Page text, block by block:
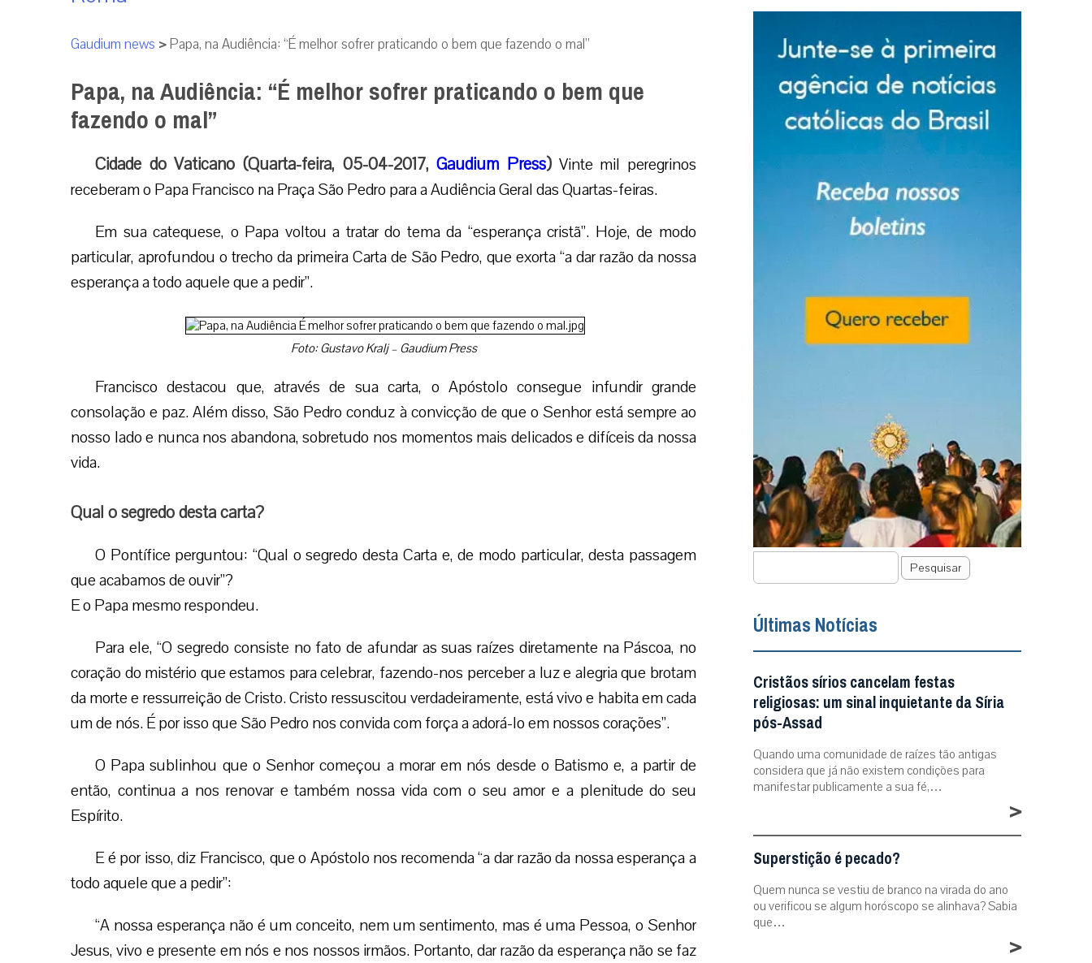
Gaudium news >Papa, na Audiência: “É melhor sofrer praticando o bem que fazendo o mal”
Papa, na Audiência: “É melhor sofrer praticando o bem que
fazendo o mal”
Cidade do Vaticano (Quarta-feira, 05-04-2017,Gaudium Press) Vinte mil peregrinos
receberam o Papa Francisco na Praça São Pedro para a Audiência Geral das Quartas-feiras.
Em sua catequese, o Papa voltou a tratar do tema da “esperança cristã”. Hoje, de modo
particular, aprofundou o trecho da primeira Carta de São Pedro, que exorta “a dar razão da nossa
esperança a todo aquele que a pedir”.
Foto: Gustavo Kralj – Gaudium Press
Francisco destacou que, através de sua carta, o Apóstolo consegue infundir grande
consolação e paz. Além disso, São Pedro conduz à convicção de que o Senhor está sempre ao
nosso lado e nunca nos abandona, sobretudo nos momentos mais delicados e difíceis da nossa
vida.
Qual o segredo desta carta?
O Pontífice perguntou: “Qual o segredo desta Carta e, de modo particular, desta passagem
que acabamos de ouvir”?
E o Papa mesmo respondeu.
Para ele, “O segredo consiste no fato de afundar as suas raízes diretamente na Páscoa, no
coração do mistério que estamos para celebrar, fazendo-nos perceber a luz e alegria que brotam
da morte e ressurreição de Cristo. Cristo ressuscitou verdadeiramente, está vivo e habita em cada
um de nós. É por isso que São Pedro nos convida com força a adorá-lo em nossos corações”.
O Papa sublinhou que o Senhor começou a morar em nós desde o Batismo e, a partir de
então, continua a nos renovar e também nossa vida com o seu amor e a plenitude do seu
Espírito.
E é por isso, diz Francisco, que o Apóstolo nos recomenda “a dar razão da nossa esperança a
todo aquele que a pedir”:
“A nossa esperança não é um conceito, nem um sentimento, mas é uma Pessoa, o Senhor
Jesus, vivo e presente em nós e nos nossos irmãos. Portanto, dar razão da esperança não se faz
Pesquisar
Últimas Notícias
Cristãos sírios cancelam festas
religiosas: um sinal inquietante da Síria
pós-Assad
Quando uma comunidade de raízes tão antigas
considera que já não existem condições para
manifestar publicamente a sua fé,…
>
Superstição é pecado?
Quem nunca se vestiu de branco na virada do ano
ou verificou se algum horóscopo se alinhava? Sabia
que…
>